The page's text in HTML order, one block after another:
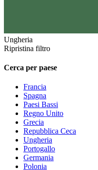
Ungheria
Ripristina filtro
Cerca per paese
Francia
Spagna
Paesi Bassi
Regno Unito
Grecia
Repubblica Ceca
Ungheria
Portogallo
Germania
Polonia